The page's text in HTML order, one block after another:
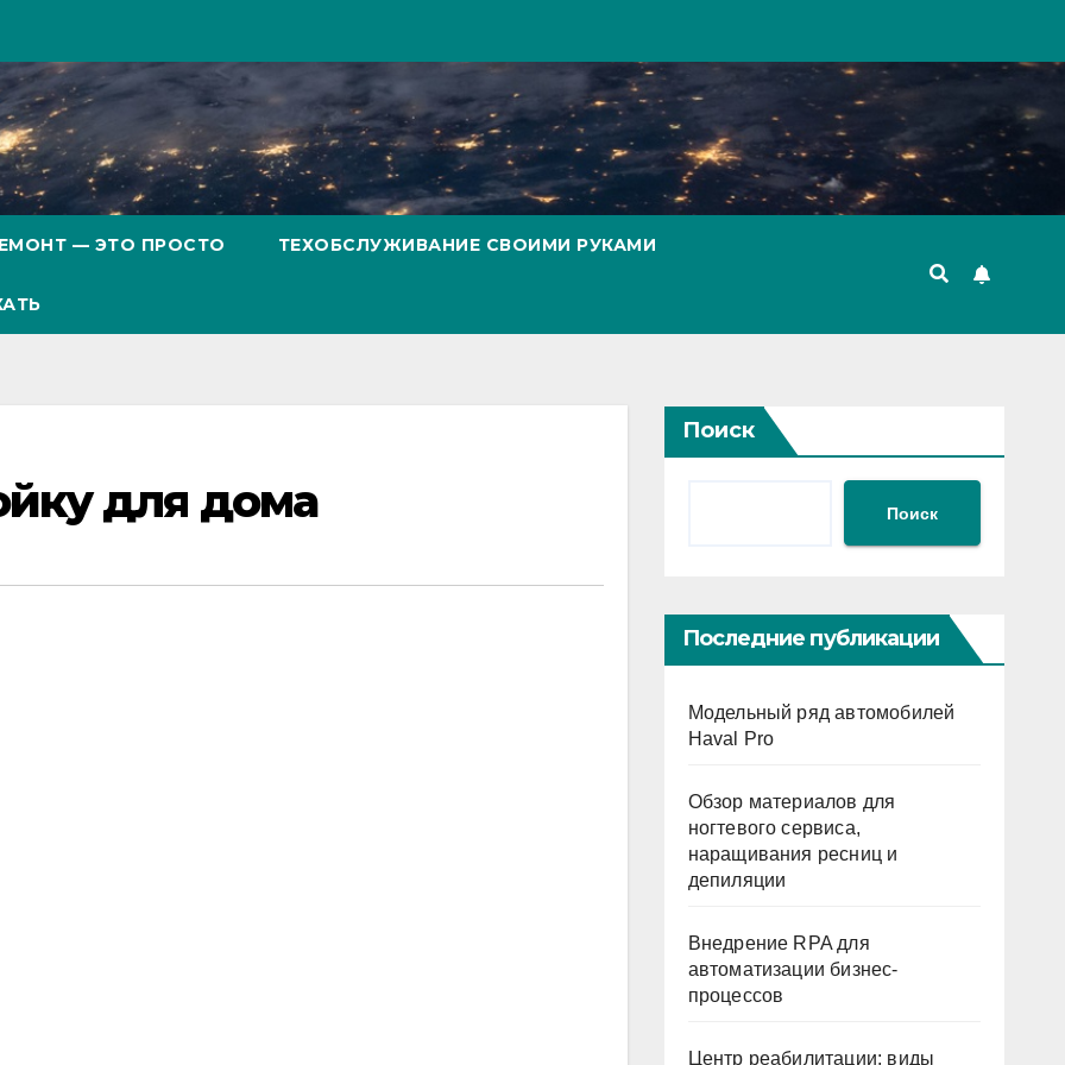
— ЭТО ПРОСТО ТЕХОБСЛУЖИВАНИЕ СВОИМИ РУКАМИ
для дома
Поиск
Поиск
Последние публикации
Модельный ряд автомобилей
Haval Pro
Обзор материалов для
ногтевого сервиса,
наращивания ресниц и
депиляции
Внедрение RPA для
автоматизации бизнес-
процессов
Центр реабилитации: виды